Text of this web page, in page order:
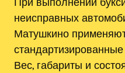
неисправных
Матушкино
Вес, габариты и